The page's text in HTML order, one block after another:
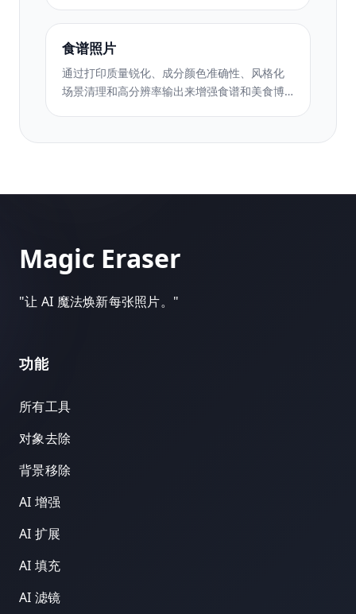
食谱照片
通过打印质量锐化、成分颜色准确性、风格化
场景清理和高分辨率输出来增强食谱和美食博
Magic Eraser
"让 AI 魔法焕新每张照片。 "
功能
所有工具
对象去除
背景移除
AI 增强
AI 扩展
AI 填充
AI 滤镜